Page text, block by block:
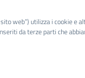
web”) utilizza i cookie e
da terze parti che